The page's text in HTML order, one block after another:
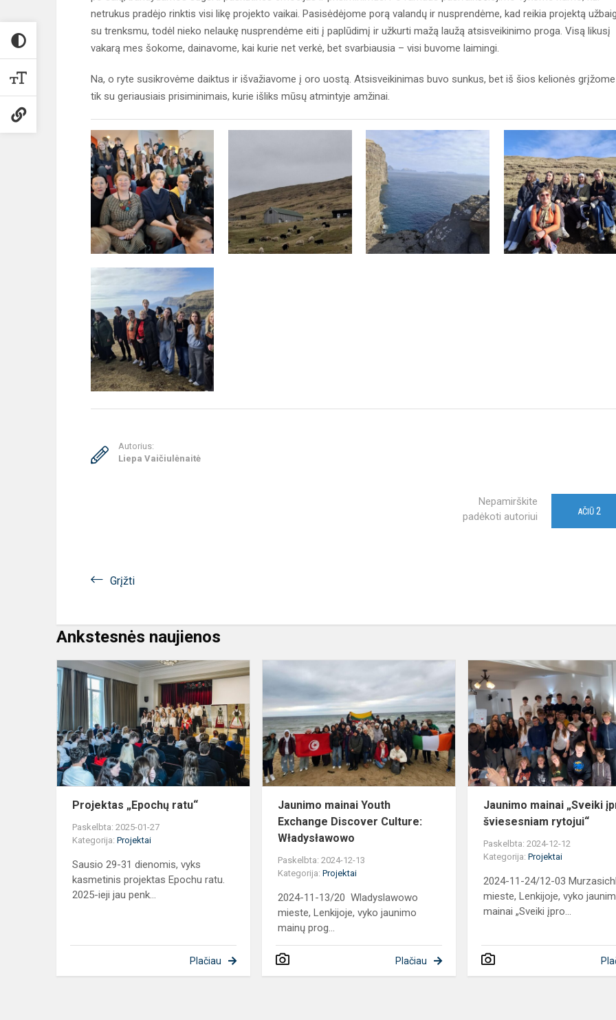
netrukus pradėjo rinktis visi likę projekto vaikai. Pasisėdėjome porą valandų ir nusprendėme, kad reikia projektą
su trenksmu, todėl nieko nelaukę nusprendėme eiti į paplūdimį ir užkurti mažą laužą atsisveikinimo proga. Visą likusį
vakarą mes šokome, dainavome, kai kurie net verkė, bet svarbiausia – visi buvome laimingi.
Na, o ryte susikrovėme daiktus ir išvažiavome į oro uostą. Atsisveikinimas buvo sunkus, bet iš šios kelionės grįžome
tik su geriausiais prisiminimais, kurie išliks mūsų atmintyje amžinai.
Autorius:
Liepa Vaičiulėnaitė
Nepamirškite
padėkoti autoriui
AČIŪ 2
Grįžti
Ankstesnės naujienos
Projektas
„Epochų
ratu“
Projektas „Epochų ratu“
Paskelbta: 2025-01-27
Kategorija: Projektai
Sausio 29-31 dienomis, vyks
kasmetinis projektas Epochu ratu.
2025-ieji jau penk...
Plačiau
Jaunimo
mainai
Youth
Exchange
Discover
Culture:
Władysławow...
Jaunimo mainai Youth
Exchange Discover Culture:
Władysławowo
Paskelbta: 2024-12-13
Kategorija:Projektai
2024-11-13/20 Wladyslawowo
mieste, Lenkijoje, vyko jaunimo
mainų prog...
Plačiau
Jaunimo mainai „Sveiki
šviesesniam rytojui“
Paskelbta: 2024-12-12
Kategorija:Projektai
2024-11-24/12-03
mieste, Lenkijoje, vyko
mainai „Sveiki įpro...